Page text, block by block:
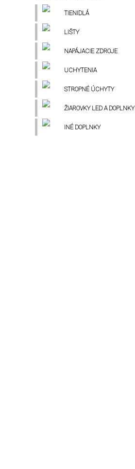
TIENIDLÁ
LIŠTY
NAPÁJACIE ZDROJE
UCHYTENIA
STROPNÉ ÚCHYTY
ŽIAROVKY LED A DOPLNKY
INÉ DOPLNKY